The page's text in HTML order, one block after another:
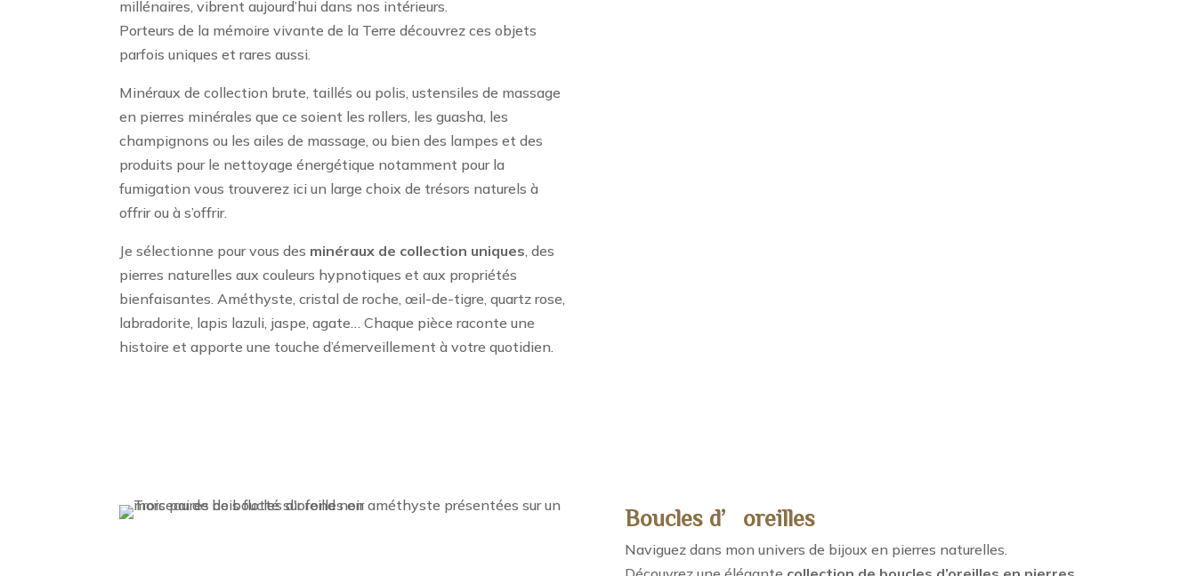
millénaires, vibrent aujourd’hui dans nos intérieurs.
Porteurs de la mémoire vivante de la Terre découvrez ces objets
parfois uniques et rares aussi.
Minéraux de collection brute, taillés ou polis, ustensiles de massage
en pierres minérales que ce soient les rollers, les guasha, les
champignons ou les ailes de massage, ou bien des lampes et des
produits pour le nettoyage énergétique notamment pour la
fumigation vous trouverez ici un large choix de trésors naturels à
offrir ou à s’offrir.
Je sélectionne pour vous des minéraux de collection uniques, des
pierres naturelles aux couleurs hypnotiques et aux propriétés
bienfaisantes. Améthyste, cristal de roche, œil-de-tigre, quartz rose,
labradorite, lapis lazuli, jaspe, agate… Chaque pièce raconte une
histoire et apporte une touche d’émerveillement à votre quotidien.
Boucles d’oreilles
Naviguez dans mon univers de bijoux en pierres naturelles.